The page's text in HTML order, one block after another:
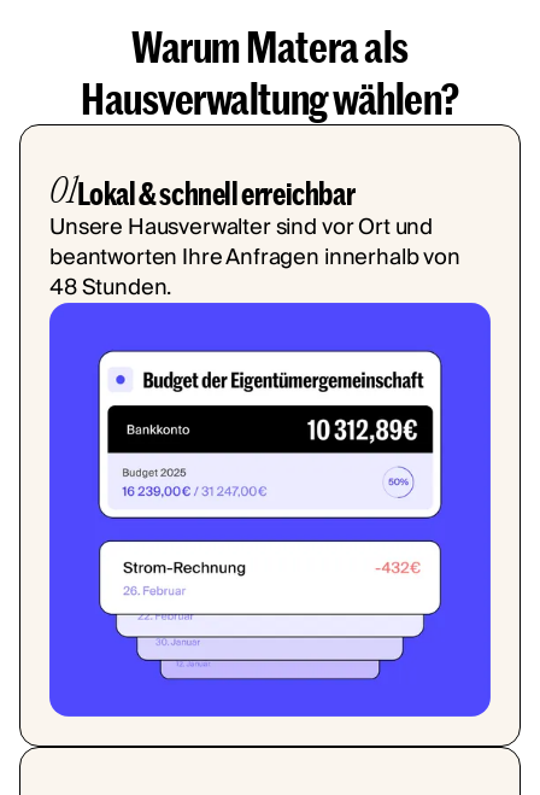
Warum Matera als
Hausverwaltung wählen?
01Lokal & schnell erreichbar
Unsere Hausverwalter sind vor Ort und
beantworten Ihre Anfragen innerhalb von
48 Stunden.